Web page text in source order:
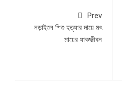
Prev
নড়াইলে শিশু হত্যার দায়ে মৎ
মায়ের যাবজ্জীবন